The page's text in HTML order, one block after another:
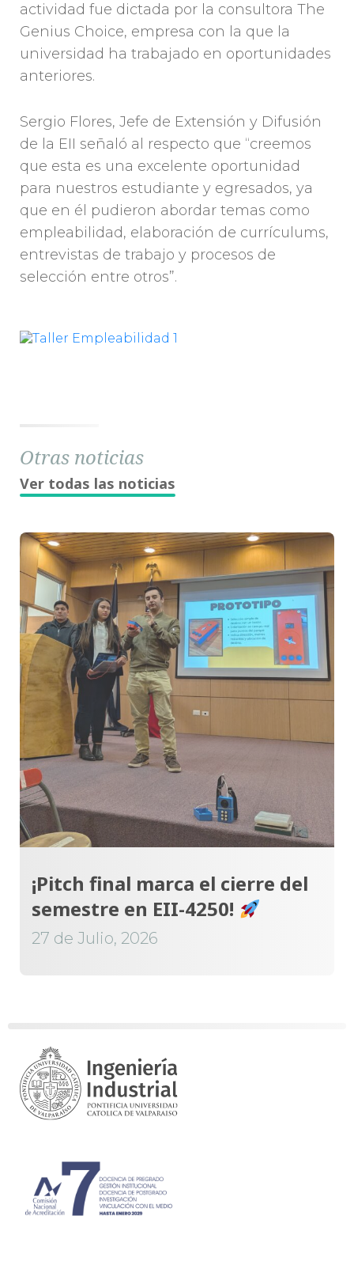
actividad fue dictada por la consultora The
Genius Choice, empresa con la que la
universidad ha trabajado en oportunidades
anteriores.
Sergio Flores, Jefe de Extensión y Difusión
de la EII señaló al respecto que “creemos
que esta es una excelente oportunidad
para nuestros estudiante y egresados, ya
que en él pudieron abordar temas como
empleabilidad, elaboración de currículums,
entrevistas de trabajo y procesos de
selección entre otros”.
Otras noticias
Ver todas las noticias
¡Pitch final marca el cierre del
semestre en EII-4250!
27 de Julio, 2026